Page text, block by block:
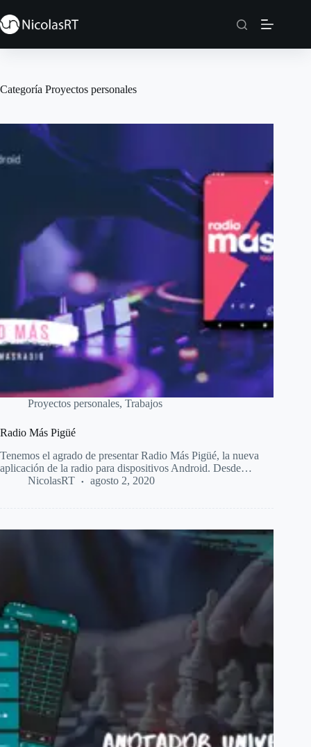
al
contenido
Categoría Proyectos personales
Proyectos personales, Trabajos
Radio Más Pigüé
Tenemos el agrado de presentar Radio Más Pigüé, la nueva
aplicación de la radio para dispositivos Android. Desde…
NicolasRT
agosto 2, 2020